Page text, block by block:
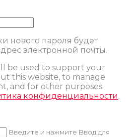
нового пароля будет
электронной почты.
be used to support your
this website, to manage
and for other purposes
конфиденциальности.
Введите и нажмите Ввод для